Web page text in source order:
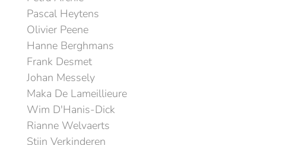
Pascal Heytens
Olivier Peene
Hanne Berghmans
Frank Desmet
Johan Messely
Maka De Lameillieure
Wim D'Hanis-Dick
Rianne Welvaerts
Stijn Verkinderen